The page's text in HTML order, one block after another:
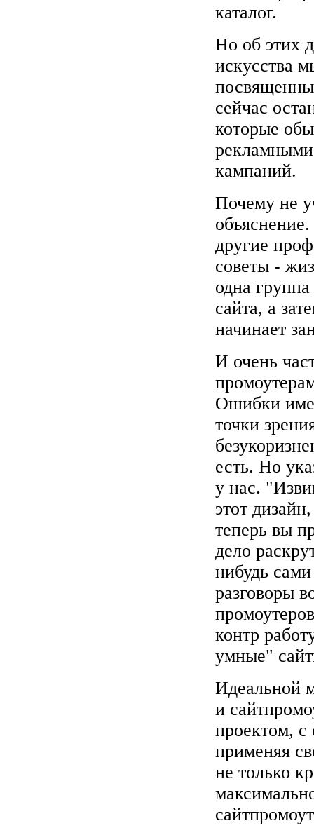
каталог.
Но об этих
искусства
сейчас
которые
кампаний.
Почему не
другие
советы -
одна
сайта, а
начинает
И очень
Ошибки
точки
есть. Но
у нас.
этот
теперь вы
дело
нибудь
разговоры
контр
умные"
Идеальной
и
проектом, с
применяя
не только